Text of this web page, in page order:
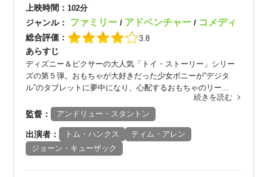
上映時間：102分
ジャンル： ファミリー/ アドベンチャー/ コメディ
総合評価： 3.8
あらすじ
ディズニー＆ピクサーの大人気「トイ・ストーリー」シリー
ズの第５弾。おもちゃが大好きだった少女ボニーが“デジタ
ル”のタブレットに夢中になり、心配するおもちゃのリー...
続きを読む
監督： アンドリュー・スタントン
出演者： トム・ハンクス
ティム・アレン
ジョーン・キューザック